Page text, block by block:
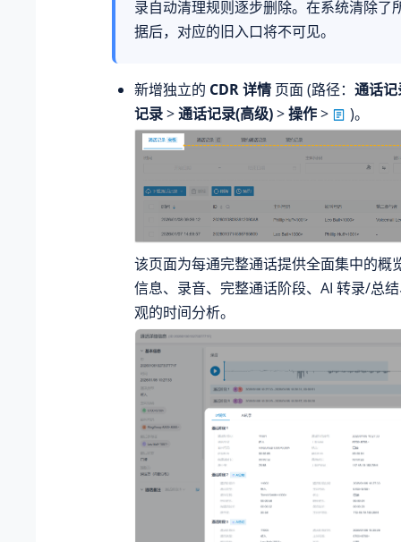
录自动清理规则逐步删除。在系统清除了
据后，对应的旧入口将不可见。
新增独立的 CDR 详情 页面 (路径： 通话
记录>通话记录(高级)>操作> )。
该页面为每通完整通话提供全面集中的概
信息、录音、完整通话阶段、AI 转录/总
观的时间分析。